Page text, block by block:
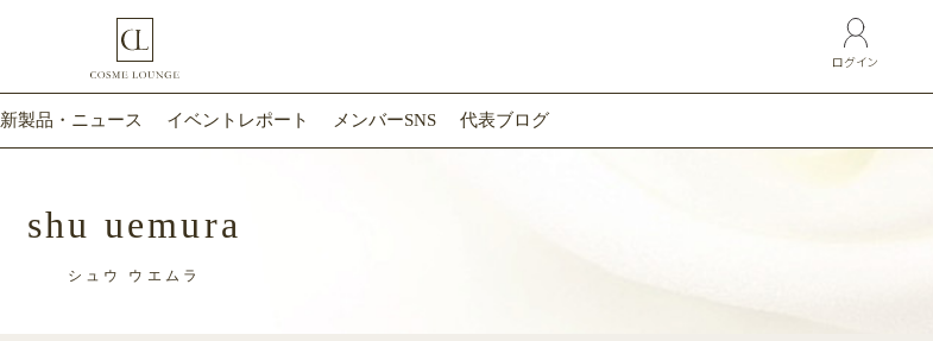
ログイン
新製品・ニュース イベントレポート メンバーSNS 代表ブログ
shu uemura
シュウ ウエムラ